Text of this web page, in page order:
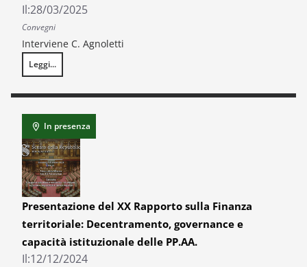
Il:28/03/2025
Convegni
Interviene C. Agnoletti
Leggi...
Recupero, rigenerazione e nuovi strumenti dal “piano casa” alla città
In presenza
Presentazione del XX Rapporto sulla Finanza
territoriale: Decentramento, governance e
capacità istituzionale delle PP.AA.
Il:12/12/2024